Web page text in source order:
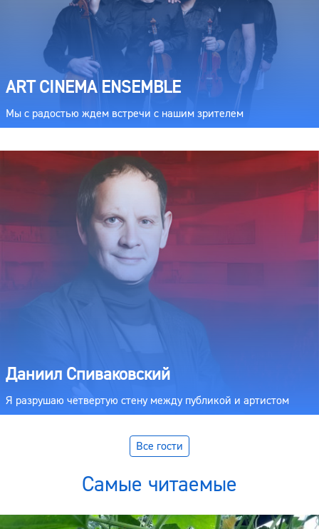
ART CINEMA ENSEMBLE
Мы с радостью ждем встречи с нашим зрителем
Даниил Спиваковский
Я разрушаю четвертую стену между публикой и артистом
Все гости
Самые читаемые